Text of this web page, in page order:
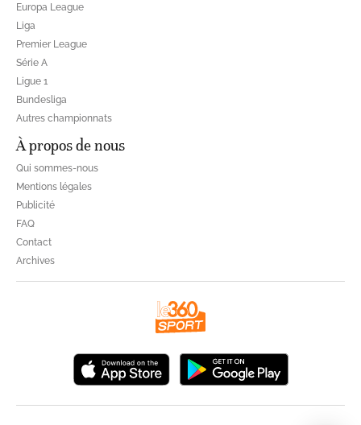
Europa League
Liga
Premier League
Série A
Ligue 1
Bundesliga
Autres championnats
À propos de nous
Qui sommes-nous
Mentions légales
Publicité
FAQ
Contact
Archives